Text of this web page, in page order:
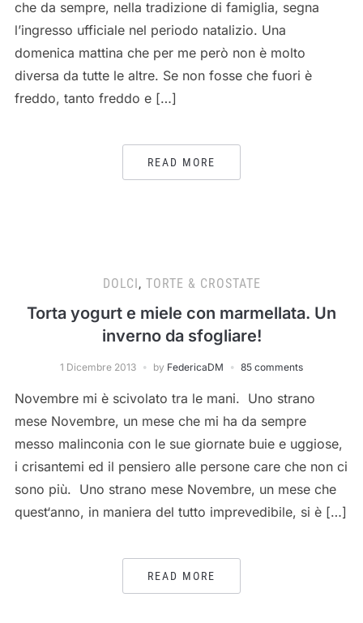
che da sempre, nella tradizione di famiglia, segna
l’ingresso ufficiale nel periodo natalizio. Una
domenica mattina che per me però non è molto
diversa da tutte le altre. Se non fosse che fuori è
freddo, tanto freddo e […]
READ MORE
DOLCI, TORTE & CROSTATE
Torta yogurt e miele con marmellata. Un
inverno da sfogliare!
1 Dicembre 2013 by FedericaDM 85 comments
Novembre mi è scivolato tra le mani. Uno strano
mese Novembre, un mese che mi ha da sempre
messo malinconia con le sue giornate buie e uggiose,
i crisantemi ed il pensiero alle persone care che non ci
sono più. Uno strano mese Novembre, un mese che
quest‘anno, in maniera del tutto imprevedibile, si è […]
READ MORE